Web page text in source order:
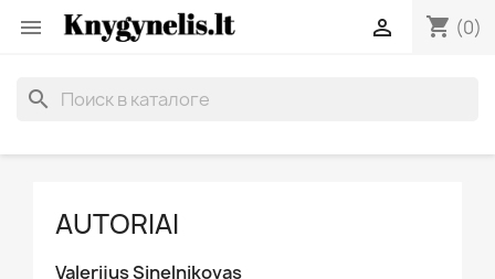
 shopping_cart (0)

search
AUTORIAI
Valerijus Sinelnikovas